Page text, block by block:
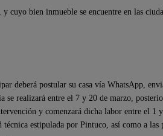
cuyo bien inmueble se encuentre en las
deberá postular su casa vía WhatsApp,
se realizará entre el 7 y 20 de marzo,
y comenzará dicha labor entre el
estipulada por Pintuco, así como a